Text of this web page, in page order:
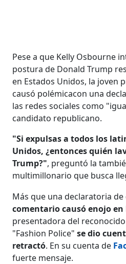
Pese a que Kelly Osbourne
postura de Donald Trump
en Estados Unidos, la joven
causó polémicacon una
las redes sociales como
candidato republicano.
"Si expulsas a todos los
Unidos, ¿entonces quién
Trump?", preguntó la
multimillonario que busca
Más que una declaratoria
comentario causó enojo
presentadora del
"Fashion Police"se dio
retractó. En su cuenta de
fuerte mensaje.